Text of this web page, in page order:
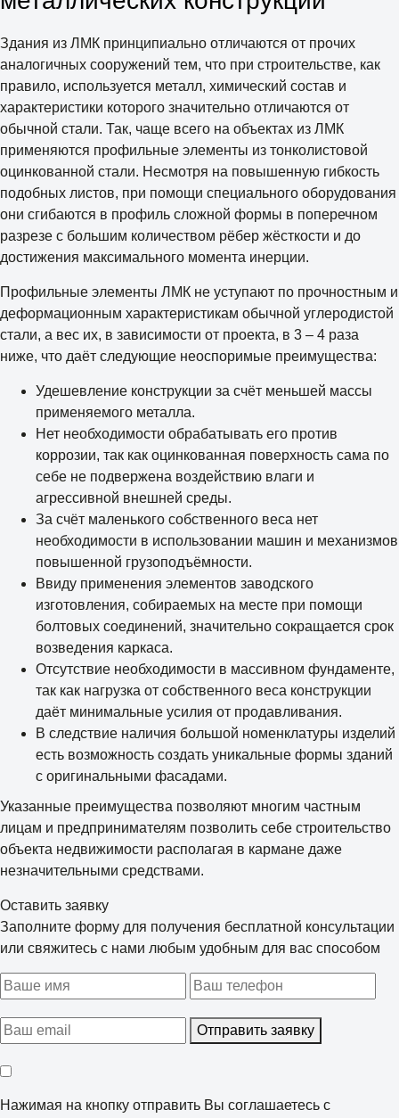
Здания из ЛМК принципиально отличаются от прочих
аналогичных сооружений тем, что при строительстве, как
правило, используется металл, химический состав и
характеристики которого значительно отличаются от
обычной стали. Так, чаще всего на объектах из ЛМК
применяются профильные элементы из тонколистовой
оцинкованной стали. Несмотря на повышенную гибкость
подобных листов, при помощи специального оборудования
они сгибаются в профиль сложной формы в поперечном
разрезе с большим количеством рёбер жёсткости и до
достижения максимального момента инерции.
Профильные элементы ЛМК не уступают по прочностным и
деформационным характеристикам обычной углеродистой
стали, а вес их, в зависимости от проекта, в 3 – 4 раза
ниже, что даёт следующие неоспоримые преимущества:
Удешевление конструкции за счёт меньшей массы
применяемого металла.
Нет необходимости обрабатывать его против
коррозии, так как оцинкованная поверхность сама по
себе не подвержена воздействию влаги и
агрессивной внешней среды.
За счёт маленького собственного веса нет
необходимости в использовании машин и механизмов
повышенной грузоподъёмности.
Ввиду применения элементов заводского
изготовления, собираемых на месте при помощи
болтовых соединений, значительно сокращается срок
возведения каркаса.
Отсутствие необходимости в массивном фундаменте,
так как нагрузка от собственного веса конструкции
даёт минимальные усилия от продавливания.
В следствие наличия большой номенклатуры изделий
есть возможность создать уникальные формы зданий
с оригинальными фасадами.
Указанные преимущества позволяют многим частным
лицам и предпринимателям позволить себе строительство
объекта недвижимости располагая в кармане даже
незначительными средствами.
Оставить заявку
Заполните форму для получения бесплатной консультации
или свяжитесь с нами любым удобным для вас способом
Отправить заявку
Нажимая на кнопку отправить Вы соглашаетесь с